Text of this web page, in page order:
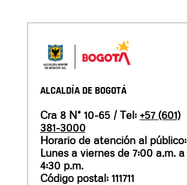
ALCALDÍA DE BOGOTÁ
Cra 8 N° 10-65 / Tel: +57 (601)
381-3000
Horario de atención al público:
Lunes a viernes de 7:00 a.m. a
4:30 p.m.
Código postal: 111711